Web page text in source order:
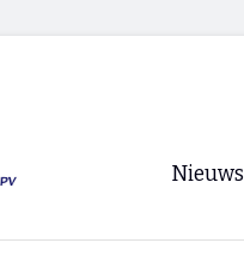
Nieuws